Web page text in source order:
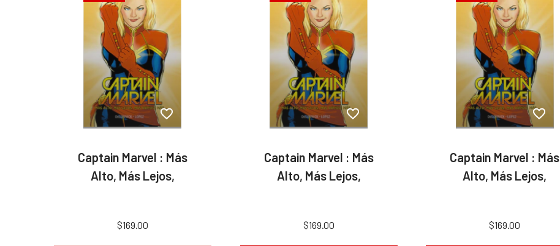
Captain Marvel : Más
Alto, Más Lejos,
$169.00
Captain Marvel : Más
Alto, Más Lejos,
$169.00
Captain Marvel : Más
Alto, Más Lejos,
$169.00